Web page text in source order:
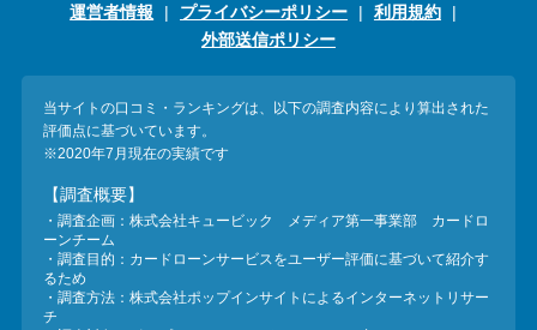
運営者情報 プライバシーポリシー
利用規約
外部送信ポリシー
当サイトの口コミ・ランキングは、以下の調査内容により算出された
評価点に基づいています。
※2020年7月現在の実績です
【調査概要】
・調査企画：株式会社キュービック メディア第一事業部 カードロ
ーンチーム
・調査目的：カードローンサービスをユーザー評価に基づいて紹介す
るため
・調査方法：株式会社ポップインサイトによるインターネットリサー
チ